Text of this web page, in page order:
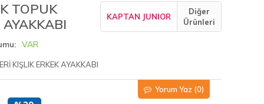
TOPUK
KAPTAN JUNIOR
Diğer
Ürünleri
VAR
KIŞLIK ERKEK AYAKKABI
Yorum Yaz (0)